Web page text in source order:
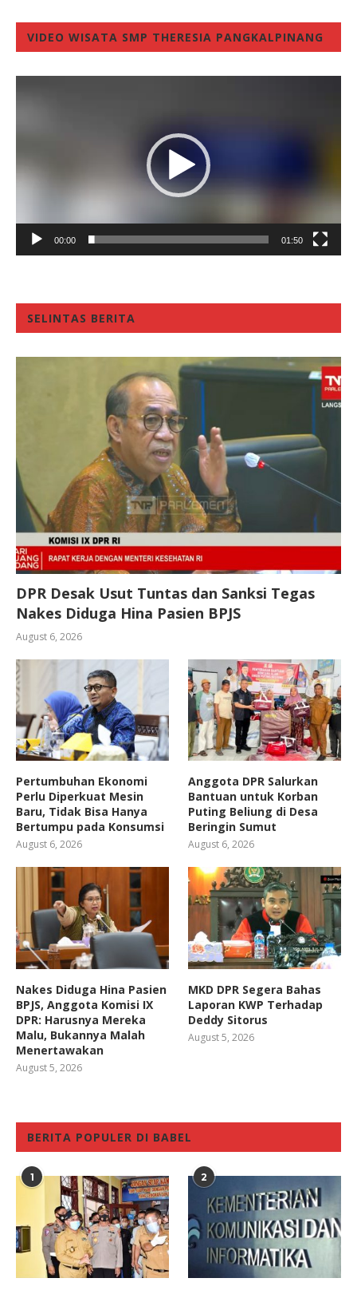
VIDEO WISATA SMP THERESIA PANGKALPINANG
00:00 01:50
SELINTAS BERITA
DPR Desak Usut Tuntas dan Sanksi Tegas
Nakes Diduga Hina Pasien BPJS
August 6, 2026
Pertumbuhan Ekonomi
Perlu Diperkuat Mesin
Baru, Tidak Bisa Hanya
Bertumpu pada Konsumsi
August 6, 2026
Anggota DPR Salurkan
Bantuan untuk Korban
Puting Beliung di Desa
Beringin Sumut
August 6, 2026
Nakes Diduga Hina Pasien
BPJS, Anggota Komisi IX
DPR: Harusnya Mereka
Malu, Bukannya Malah
Menertawakan
August 5, 2026
MKD DPR Segera Bahas
Laporan KWP Terhadap
Deddy Sitorus
August 5, 2026
BERITA POPULER DI BABEL
1 2